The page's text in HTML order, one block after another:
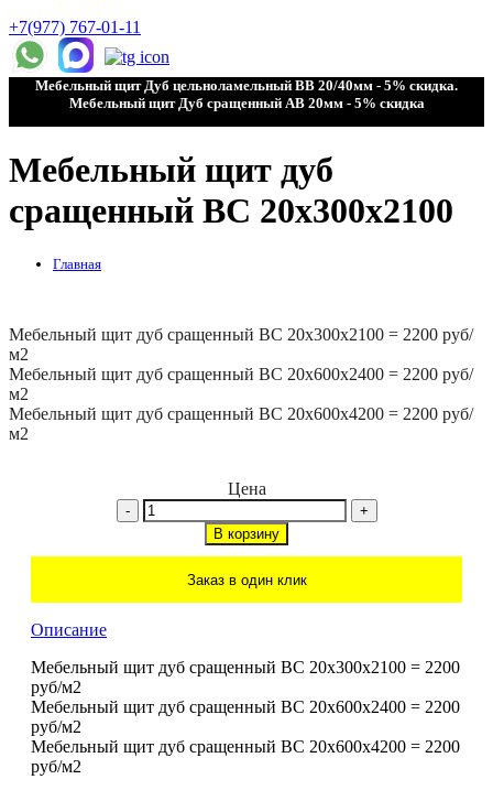
+7(977) 767-01-11
Мебельный щит Дуб цельноламельный ВВ 20/40мм - 5% скидка.
Мебельный щит Дуб сращенный АВ 20мм - 5% скидка
Мебельный щит дуб
сращенный BC 20x300x2100
Главная
Цена
-
+
В корзину
Заказ в один клик
Мебельный щит дуб сращенный BC 20x300x2100 = 2200 руб/
м2
Мебельный щит дуб сращенный BC 20x600x2400 = 2200 руб/
м2
Мебельный щит дуб сращенный BC 20x600x4200 = 2200 руб/
м2
Описание
Мебельный щит дуб сращенный BC 20x300x2100 = 2200
руб/м2
Мебельный щит дуб сращенный BC 20x600x2400 = 2200
руб/м2
Мебельный щит дуб сращенный BC 20x600x4200 = 2200
руб/м2